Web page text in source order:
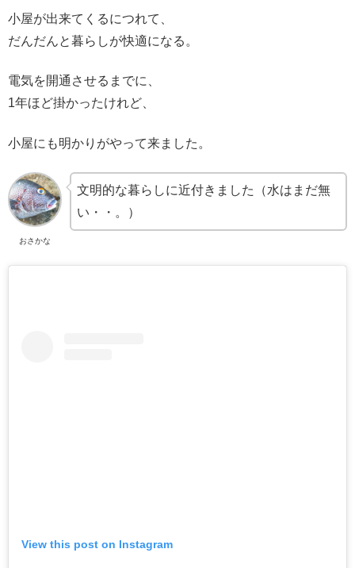
小屋が出来てくるにつれて、
だんだんと暮らしが快適になる。
電気を開通させるまでに、
1年ほど掛かったけれど、
小屋にも明かりがやって来ました。
おさかな
文明的な暮らしに近付きました（水はまだ無
い・・。）
View this post on Instagram